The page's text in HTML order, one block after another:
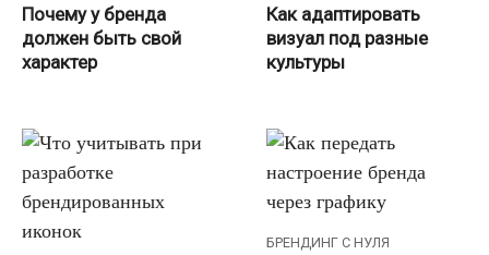
Почему у бренда
должен быть свой
характер
Как адаптировать
визуал под разные
культуры
БРЕНДИНГ С НУЛЯ